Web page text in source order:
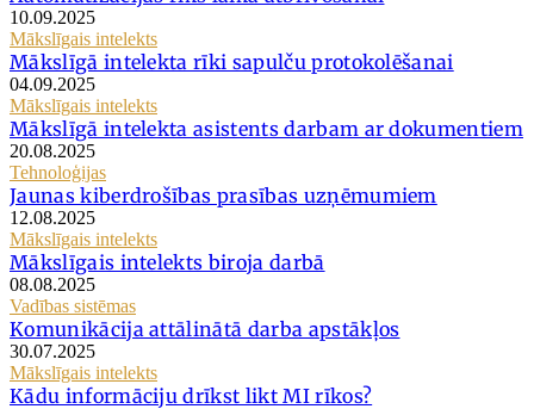
10.09.2025
Mākslīgais intelekts
Mākslīgā intelekta rīki sapulču protokolēšanai
04.09.2025
Mākslīgais intelekts
Mākslīgā intelekta asistents darbam ar dokumentiem
20.08.2025
Tehnoloģijas
Jaunas kiberdrošības prasības uzņēmumiem
12.08.2025
Mākslīgais intelekts
Mākslīgais intelekts biroja darbā
08.08.2025
Vadības sistēmas
Komunikācija attālinātā darba apstākļos
30.07.2025
Mākslīgais intelekts
Kādu informāciju drīkst likt MI rīkos?